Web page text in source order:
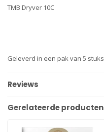
TMB Dryver 10C
Geleverd in een pak van 5 stuks
Reviews
Gerelateerde producten